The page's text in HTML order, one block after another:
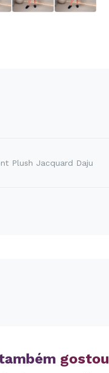
Plush Jacquard Daju
gostou